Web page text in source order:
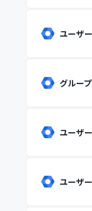
ユーザ
グルー
ユーザ
ユーザ